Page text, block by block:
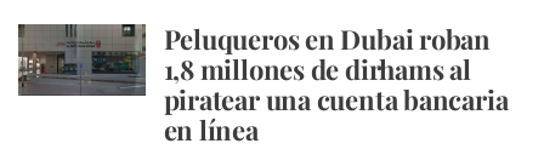
Peluqueros en Dubai roban
1,8 millones de dirhams al
piratear una cuenta bancaria
en línea